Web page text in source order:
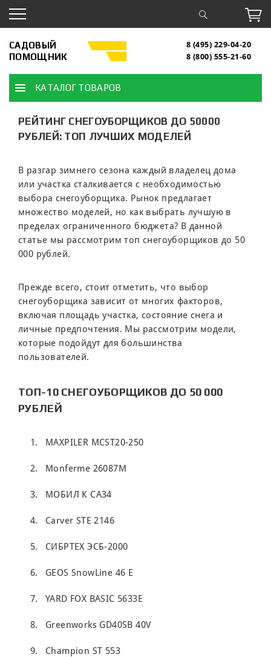
САДОВЫЙ
ПОМОЩНИК
8 (495) 229-04-20
8 (800) 555-21-60
КАТАЛОГ ТОВАРОВ
РЕЙТИНГ СНЕГОУБОРЩИКОВ ДО 50000
РУБЛЕЙ: ТОП ЛУЧШИХ МОДЕЛЕЙ
В разгар зимнего сезона каждый владелец дома
или участка сталкивается с необходимостью
выбора снегоуборщика. Рынок предлагает
множество моделей, но как выбрать лучшую в
пределах ограниченного бюджета? В данной
статье мы рассмотрим топ снегоуборщиков до 50
000 рублей.
Прежде всего, стоит отметить, что выбор
снегоуборщика зависит от многих факторов,
включая площадь участка, состояние снега и
личные предпочтения. Мы рассмотрим модели,
которые подойдут для большинства
пользователей.
ТОП-10 СНЕГОУБОРЩИКОВ ДО 50 000
РУБЛЕЙ
MAXPILER MCST20-250
Monferme 26087M
МОБИЛ К CA34
Carver STE 2146
СИБРТЕХ ЭСБ-2000
GEOS SnowLine 46 E
YARD FOX BASIC 5633Е
Greenworks GD40SB 40V
Champion ST 553